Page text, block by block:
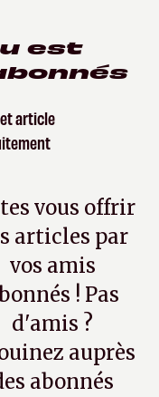
est
article
vous offrir
articles par
vos amis
! Pas
d'amis ?
auprès
abonnés